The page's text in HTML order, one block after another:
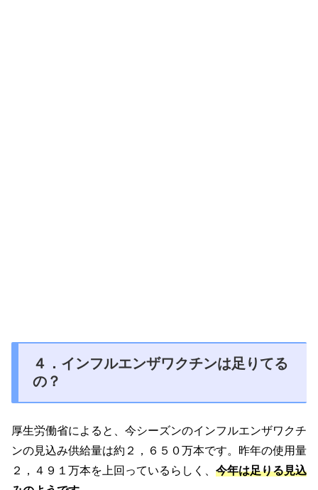
４．インフルエンザワクチンは足りてる
の？
厚生労働省によると、今シーズンのインフルエンザワクチ
ンの見込み供給量は約２，６５０万本です。昨年の使用量
２，４９１万本を上回っているらしく、 今年は足りる見込